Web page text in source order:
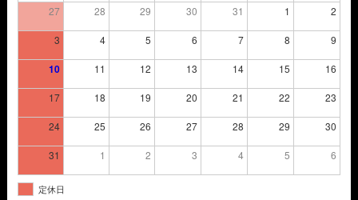
27 28 29 30 31 1 2
3 4 5 6 7 8 9
10 11 12 13 14 15 16
17 18 19 20 21 22 23
24 25 26 27 28 29 30
31 1 2 3 4 5 6
定休日